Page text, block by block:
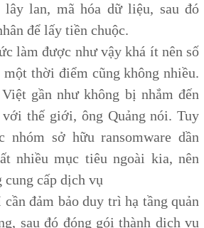
lây lan, mã hóa dữ liệu, sau đó
để lấy tiền chuộc.
làm được như vậy khá ít nên số
thời điểm cũng không nhiều.
gần như không bị nhắm đến
thế giới, ông Quảng nói. Tuy
nhóm sở hữu ransomware dần
nhiều mục tiêu ngoài kia, nên
cung cấp dịch vụ
đảm bảo duy trì hạ tầng quản
sau đó đóng gói thành dịch vụ